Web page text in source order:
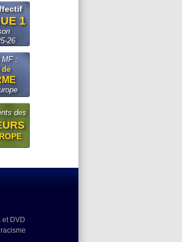
1
26
MF :
de
des
et DVD